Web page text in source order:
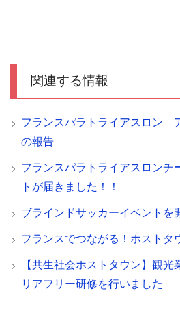
関連する情報
フランスパラトライアスロン
の報告
フランスパラトライアスロンチ
トが届きました！！
ブラインドサッカーイベントを
フランスでつながる！ホストタ
【共生社会ホストタウン】観
リアフリー研修を行いました